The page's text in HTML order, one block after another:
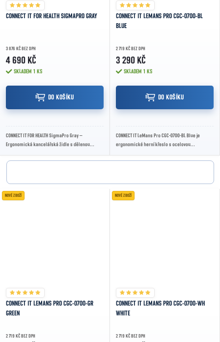
CONNECT IT FOR HEALTH SIGMAPRO GRAY
3 876 KČ BEZ DPH
4 690 KČ
SKLADEM 1 KS
DO KOŠÍKU
CONNECT IT FOR HEALTH SigmaPro Gray –
Ergonomická kancelářská židle s dělenou
vysokým...
CONNECT IT LEMANS PRO CGC-0700-BL
BLUE
2 719 KČ BEZ DPH
3 290 KČ
SKLADEM 1 KS
DO KOŠÍKU
CONNECT IT LeMans Pro CGC-0700-BL Blue je
ergonomické herní křeslo s ocelovou
mechanikou,...
NOVÉ ZBOŽÍ
CONNECT IT LEMANS PRO CGC-0700-GR
GREEN
2 719 KČ BEZ DPH
NOVÉ ZBOŽÍ
CONNECT IT LEMANS PRO CGC-0700-WH
WHITE
2 719 KČ BEZ DPH